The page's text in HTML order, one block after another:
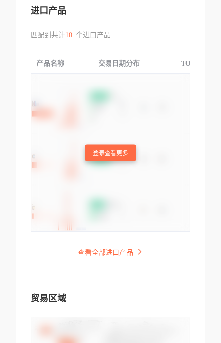
进口产品
匹配到共计10+个进口产品
产品名称 交易日期分布 TOP3交易国
登录查看更多
查看全部进口产品
贸易区域